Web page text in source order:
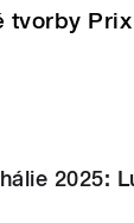
2025: